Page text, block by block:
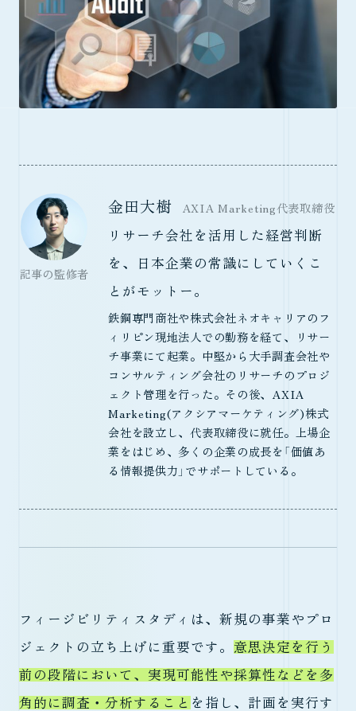
記事の監修者
金田大樹 AXIA Marketing代表取締役
リサーチ会社を活用した経営判断
を、日本企業の常識にしていくこ
とがモットー。
鉄鋼専門商社や株式会社ネオキャリアのフ
ィリピン現地法人での勤務を経て、リサー
チ事業にて起業。中堅から大手調査会社や
コンサルティング会社のリサーチのプロジ
ェクト管理を行った。その後、AXIA
Marketing(アクシアマーケティング)株式
会社を設立し、代表取締役に就任。上場企
業をはじめ、多くの企業の成長を「価値あ
る情報提供力」でサポートしている。
フィージビリティスタディは、新規の事業やプロ
ジェクトの立ち上げに重要です。 意思決定を行う
前の段階において、実現可能性や採算性などを多
角的に調査・分析すること を指し、計画を実行す